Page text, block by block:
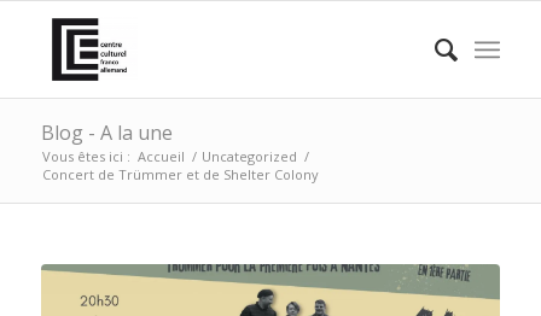
Blog - A la une
Vous êtes ici : Accueil / Uncategorized /
Concert de Trümmer et de Shelter Colony